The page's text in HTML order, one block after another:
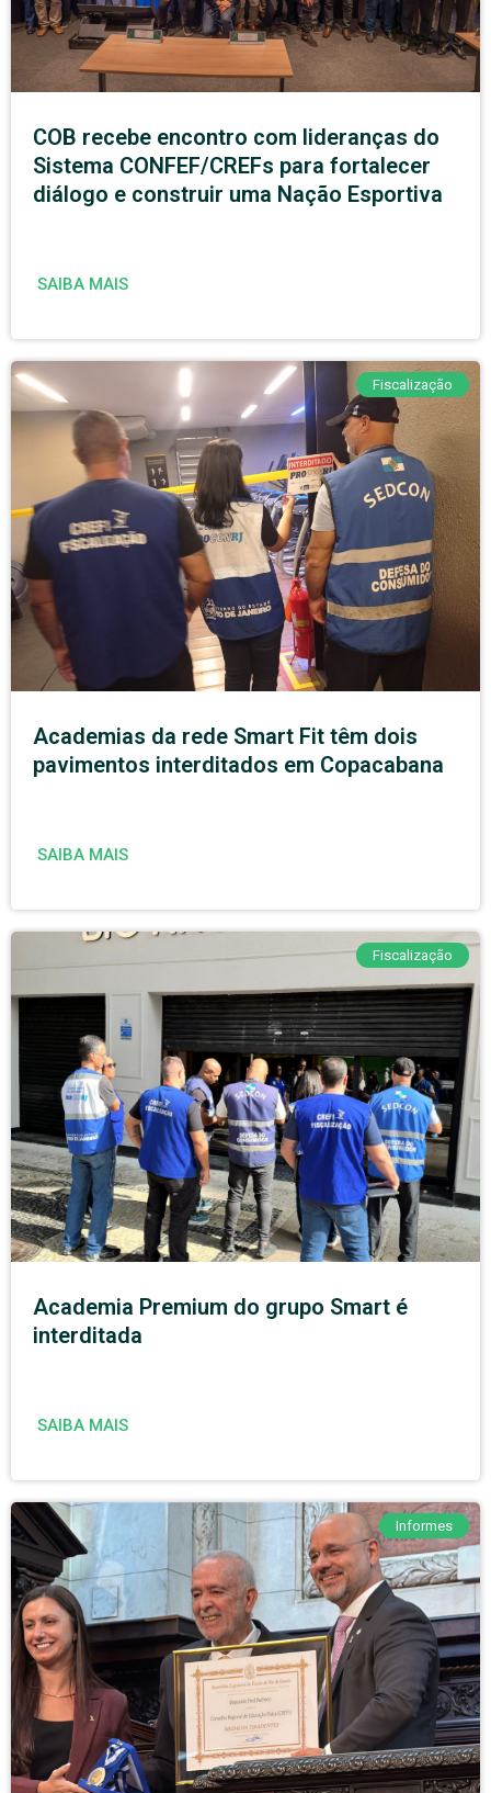
COB recebe encontro com lideranças do
Sistema CONFEF/CREFs para fortalecer
diálogo e construir uma Nação Esportiva
SAIBA MAIS
Fiscalização
Academias da rede Smart Fit têm dois
pavimentos interditados em Copacabana
SAIBA MAIS
Fiscalização
Academia Premium do grupo Smart é
interditada
SAIBA MAIS
Informes